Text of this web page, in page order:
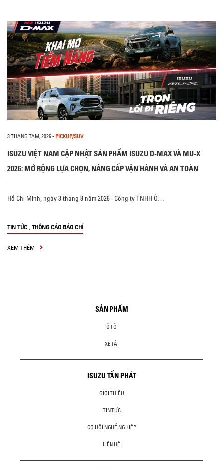
3 THÁNG TÁM, 2026- PICKUP/SUV
ISUZU VIỆT NAM CẬP NHẬT SẢN PHẨM ISUZU D-MAX VÀ MU-X
2026: MỞ RỘNG LỰA CHỌN, NÂNG CẤP VẬN HÀNH VÀ AN TOÀN
Hồ Chí Minh, ngày 3 tháng 8 năm 2026 - Công ty TNHH Ô…
TIN TỨC , THÔNG CÁO BÁO CHÍ
XEM THÊM
SẢN PHẨM
Ô TÔ
XE TẢI
ISUZU TẤN PHÁT
GIỚI THIỆU
TIN TỨC
CƠ HỘI NGHỀ NGHIỆP
LIÊN HỆ